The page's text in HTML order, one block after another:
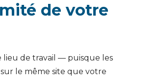
de votre
lieu de travail — puisque les
le même site que votre